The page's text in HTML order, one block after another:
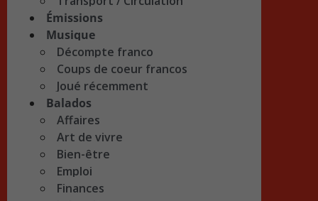
Émissions
Musique
Décompte franco
Coups de coeur francos
Joué récemment
Balados
Affaires
Art de vivre
Bien-être
Emploi
Finances